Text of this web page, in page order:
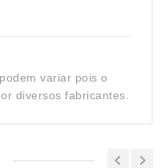
variar pois o
diversos fabricantes.